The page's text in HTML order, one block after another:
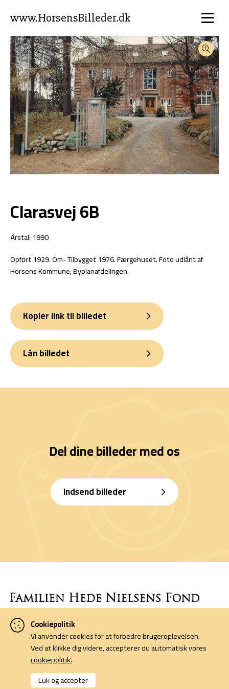
www.HorsensBilleder.dk
Clarasvej 6B
Årstal: 1990
Opført 1929. Om- Tilbygget 1976. Færgehuset. Foto udlånt af
Horsens Kommune, Byplanafdelingen.
Kopier link til billedet
Lån billedet
Del dine billeder med os
Indsend billeder
Denne side er finansieret af Familien Hede Nielsens Fond og drives
af foreningen Horsens Billeders Venner.
Cookiepolitik
Kontakt
Cookiepolitik
Vi anvender cookies for at forbedre brugeroplevelsen.
Ved at klikke dig videre, accepterer du automatisk vores
cookiepolitik.
Luk og accepter